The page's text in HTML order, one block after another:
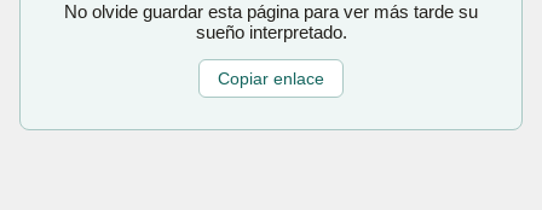
No olvide guardar esta página para ver más tarde su
sueño interpretado.
Copiar enlace